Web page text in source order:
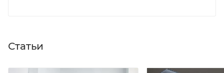
Статьи